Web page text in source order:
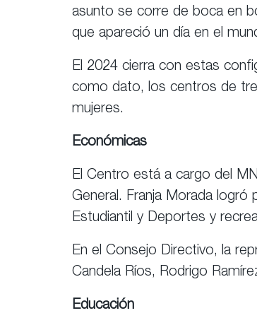
asunto se corre de boca en
que apareció un día en el
El 2024 cierra con estas
como dato, los centros de
mujeres.
Económicas
El Centro está a cargo del
General. Franja Morada
Estudiantil y Deportes y
En el Consejo Directivo, la
Candela Ríos, Rodrigo
Educación